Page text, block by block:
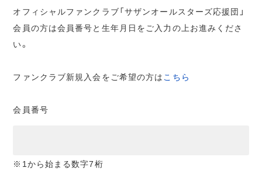
オフィシャルファンクラブ「サザンオールスターズ応援団」
会員の方は会員番号と生年月日をご入力の上お進みくださ
い。
ファンクラブ新規入会をご希望の方は こちら
会員番号
※1から始まる数字7桁